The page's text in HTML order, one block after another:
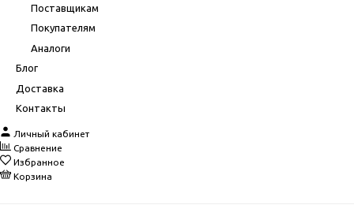
Поставщикам
Покупателям
Аналоги
Блог
Доставка
Контакты
Личный кабинет
Сравнение
Избранное
Корзина